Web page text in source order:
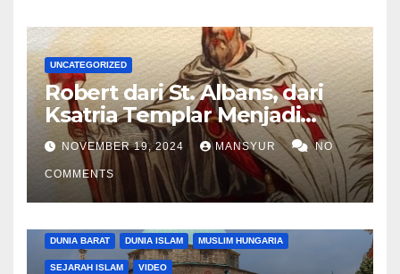
UNCATEGORIZED
Robert dari St. Albans, dari
Ksatria Templar Menjadi
Komandan Pasukan
Shalahuddin Merebut
Kembali Yerusalem
NOVEMBER 19, 2024 MANSYUR NO
COMMENTS
DUNIA BARAT DUNIA ISLAM MUSLIM HUNGARIA
SEJARAH ISLAM VIDEO